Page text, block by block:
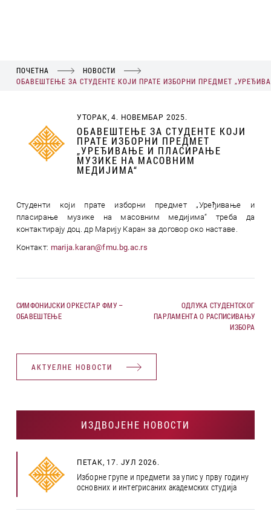
ПОЧЕТНА
НОВОСТИ
ОБАВЕШТЕЊЕ ЗА СТУДЕНТЕ КОЈИ ПРАТЕ ИЗБОРНИ ПРЕДМЕТ
УТОРАК, 4. НОВЕМБАР 2025.
ОБАВЕШТЕЊЕ ЗА СТУДЕНТЕ КОЈИ
ПРАТЕ ИЗБОРНИ ПРЕДМЕТ
„УРЕЂИВАЊЕ И ПЛАСИРАЊЕ
МУЗИКЕ НА МАСОВНИМ
МЕДИЈИМА“
Студенти који прате изборни предмет „Уређивање и
пласирање музике на масовним медијима“ треба да
контактирају доц. др Марију Каран за договор око наставе.
Контакт: marija.karan@fmu.bg.ac.rs
СИМФОНИЈСКИ ОРКЕСТАР ФМУ –
ОБАВЕШТЕЊЕ
ОДЛУКА СТУДЕНТСКОГ
ПАРЛАМЕНТА О РАСПИСИВАЊУ
ИЗБОРА
АКТУЕЛНЕ НОВОСТИ
ИЗДВОЈЕНЕ НОВОСТИ
ПЕТАК, 17. ЈУЛ 2026.
Изборне групе и предмети за упис у прву годину
основних и интегрисаних академских студија